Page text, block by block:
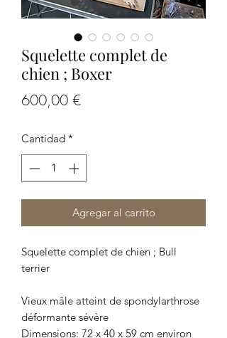
Squelette complet de
chien ; Boxer
600,00 €Precio
Cantidad *
Agregar al carrito
Squelette complet de chien ; Bull
terrier
Vieux mâle atteint de spondylarthrose
déformante sévère
Dimensions: 72 x 40 x 59 cm environ